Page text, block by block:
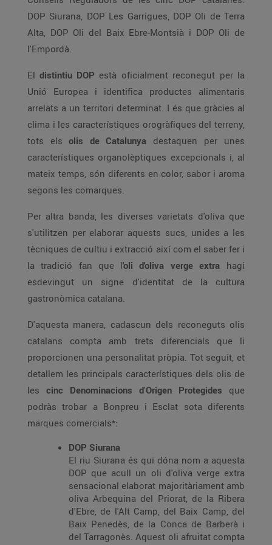
DOP Siurana, DOP Les Garrigues, DOP Oli de Terra
Alta, DOP Oli del Baix Ebre-Montsià i DOP Oli de
l'Empordà.
El distintiu DOP està oficialment reconegut per la
Unió Europea i identifica productes alimentaris
arrelats a un territori determinat. I és que gràcies al
clima i les característiques orogràfiques del terreny,
tots els olis de Catalunya destaquen per unes
característiques organolèptiques excepcionals i, al
mateix temps, són diferents en color, sabor i aroma
segons les comarques.
Per altra banda, les diverses varietats d'oliva que
s'utilitzen per elaborar aquests sucs, unides a les
tècniques de cultiu i extracció així com el saber fer i
la tradició fan que l'oli d'oliva verge extra hagi
esdevingut un signe d'identitat de la cultura
gastronòmica catalana.
D'aquesta manera, cadascun dels reconeguts olis
catalans compta amb trets diferencials que li
proporcionen una personalitat pròpia. Tot seguit, et
detallem les principals característiques dels olis de
les cinc Denominacions d'Origen Protegides que
podràs trobar a Bonpreu i Esclat sota diferents
marques comercials*:
DOP Siurana
El riu Siurana és qui dóna nom a aquesta
DOP que acull un oli d'oliva verge extra
sensacional elaborat majoritàriament amb
oliva Arbequina del Priorat, de la Ribera
d'Ebre, de l'Alt Camp, del Baix Camp, del
Baix Penedès, de la Conca de Barberà i
del Tarragonès. Aquest oli afruitat compta